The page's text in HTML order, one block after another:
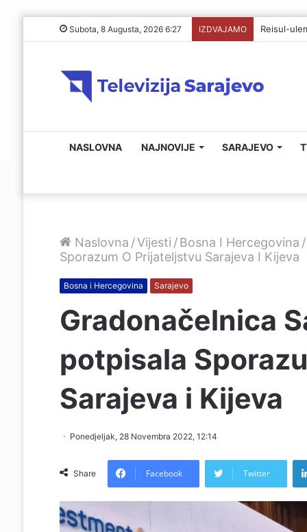
Subota, 8 Augusta, 2026 6:27 IZDVAJAMO
NASLOVNA NAJNOVIJE SARAJEVO
Naslovna /Vijesti /Bosna I Hercegovina /
Sporazum O Prijateljstvu Sarajeva I Kijeva
Bosna i Hercegovina Sarajevo
Gradonačelnica
potpisala
Sarajeva i Kijeva
Ponedjeljak, 28 Novembra 2022, 12:14
Share Facebook Twitter